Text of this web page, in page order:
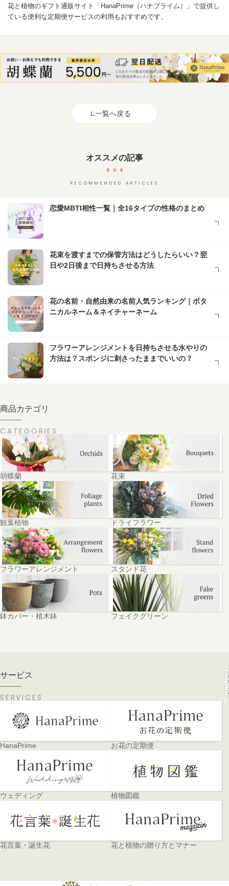
花と植物のギフト通販サイト「 HanaPrime（ハナプライム）
」で提供し
ている便利な定期便サービスの利用もおすすめです。
一覧へ戻る
オススメの記事
RECOMMENDED ARTICLES
恋愛MBTI相性一覧｜全16タイプの性格のまとめ
花束を渡すまでの保管方法はどうしたらいい？翌
日や2日後まで日持ちさせる方法
花の名前・自然由来の名前人気ランキング｜ボタ
ニカルネーム＆ネイチャーネーム
フラワーアレンジメントを日持ちさせる水やりの
方法は？スポンジに刺さったままでいいの？
商品カテゴリ
CATEGORIES
胡蝶蘭 花束
観葉植物 ドライフラワー
フラワーアレンジメント スタンド花
鉢カバー・植木鉢 フェイクグリーン
サービス
SERVICES
HanaPrime お花の定期便
ウェディング 植物図鑑
花言葉・誕生花 花と植物の贈り方とマナー